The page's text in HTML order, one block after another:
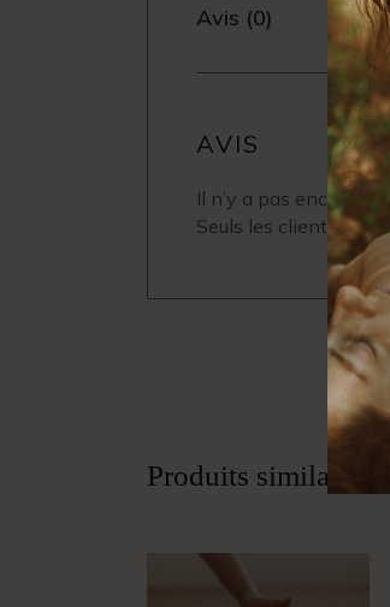
Avis (0)
AVIS
Il n’y a pas encore
Seuls les clients
Produits similaires